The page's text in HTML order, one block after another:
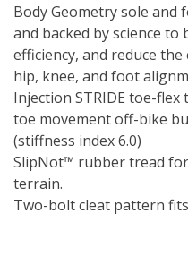
Body Geometry sole
and backed by science
efficiency, and reduce
hip, knee, and foot
Injection STRIDE toe-
toe movement off-bike
(stiffness index 6.0)
SlipNot™ rubber tread
terrain.
Two-bolt cleat pattern